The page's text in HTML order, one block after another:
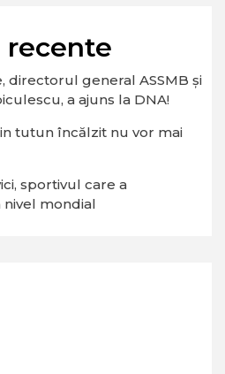
recente
directorul general ASSMB și
a ajuns la DNA!
tutun încălzit nu vor mai
sportivul care a
mondial